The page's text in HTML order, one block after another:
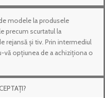
modele la produsele
precum scurtatul la
rejansă și tiv. Prin intermediul
opțiunea de a achiziționa o